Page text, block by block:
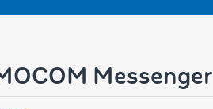
Messenger